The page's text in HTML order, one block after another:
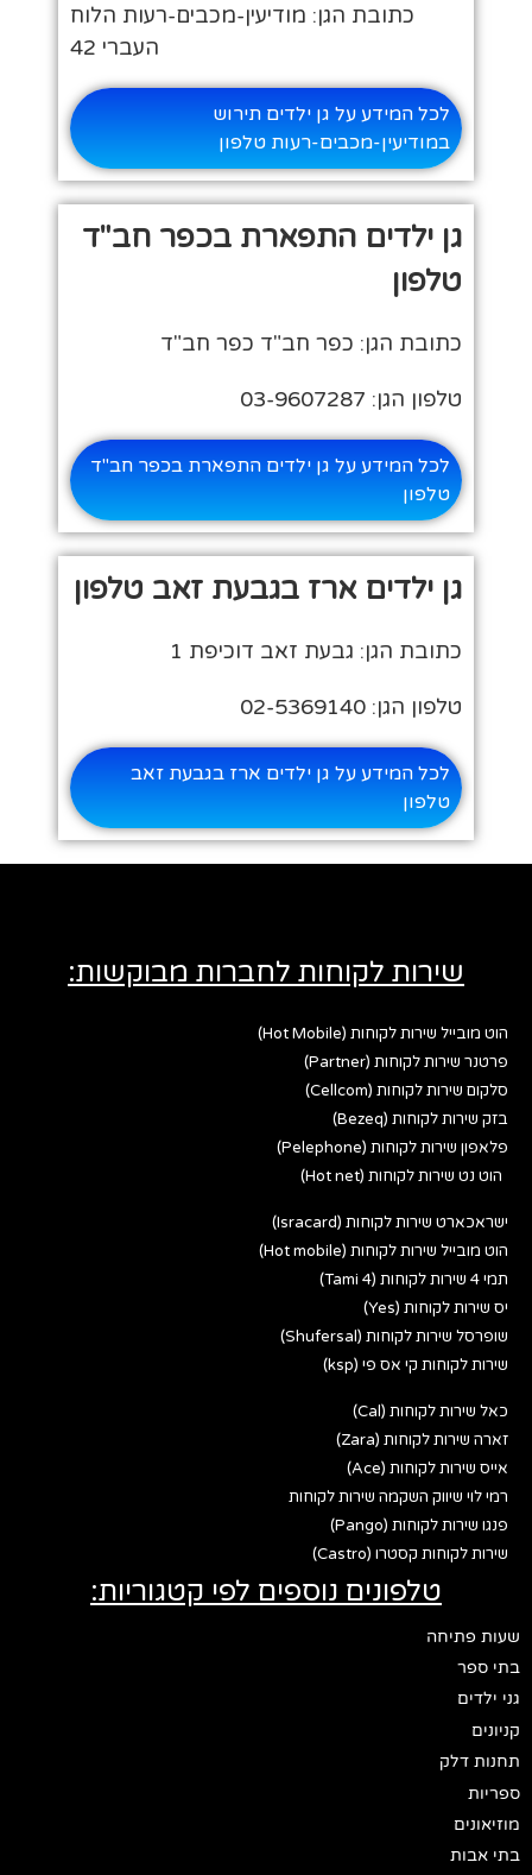
כתובת הגן: מודיעין-מכבים-רעות הלוח
העברי 42
לכל המידע על גן ילדים תירוש
במודיעין-מכבים-רעות טלפון
גן ילדים התפארת בכפר חב"ד
טלפון
כתובת הגן: כפר חב"ד כפר חב"ד
טלפון הגן: 03-9607287
לכל המידע על גן ילדים התפארת בכפר חב"ד
טלפון
גן ילדים ארז בגבעת זאב טלפון
כתובת הגן: גבעת זאב דוכיפת 1
טלפון הגן: 02-5369140
לכל המידע על גן ילדים ארז בגבעת זאב
טלפון
שירות לקוחות לחברות מבוקשות:
הוט מובייל שירות לקוחות (Hot Mobile)
פרטנר שירות לקוחות (Partner)
סלקום שירות לקוחות (Cellcom)
בזק שירות לקוחות (Bezeq)
פלאפון שירות לקוחות (Pelephone)
הוט נט שירות לקוחות (Hot net)
ישראכארט שירות לקוחות (Isracard)
הוט מובייל שירות לקוחות (Hot mobile)
תמי 4 שירות לקוחות (Tami 4)
יס שירות לקוחות (Yes)
שופרסל שירות לקוחות (Shufersal)
שירות לקוחות קי אס פי (ksp)
כאל שירות לקוחות (Cal)
זארה שירות לקוחות (Zara)
אייס שירות לקוחות (Ace)
רמי לוי שיווק השקמה שירות לקוחות
פנגו שירות לקוחות (Pango)
שירות לקוחות קסטרו (Castro)
טלפונים נוספים לפי קטגוריות:
שעות פתיחה
בתי ספר
גני ילדים
קניונים
תחנות דלק
ספריות
מוזיאונים
בתי אבות